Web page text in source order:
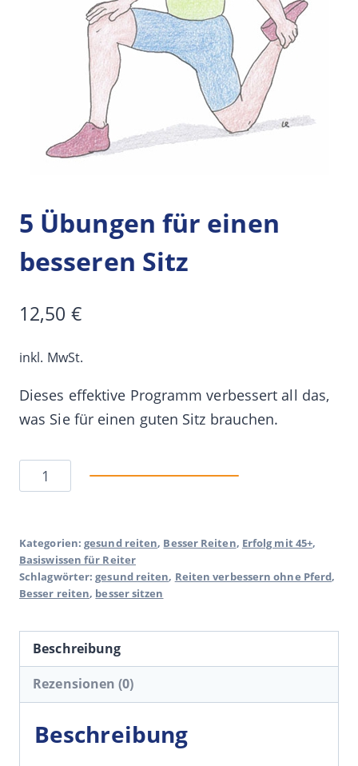
5 Übungen für einen
besseren Sitz
12,50 €
inkl. MwSt.
Dieses effektive Programm verbessert all das,
was Sie für einen guten Sitz brauchen.
Übungen
einen
besseren
Sitz
Kategorien:gesund reiten, Besser Reiten, Erfolg mit 45+,
Basiswissen für Reiter
Schlagwörter:gesund reiten, Reiten verbessern ohne Pferd,
Besser reiten, besser sitzen
Beschreibung
Rezensionen (0)
Beschreibung